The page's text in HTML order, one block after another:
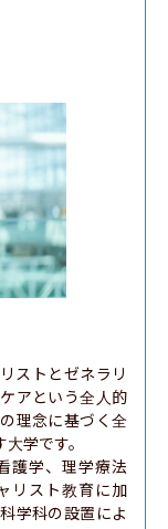
ストとゼネラリ
アという全人的
理念に基づく全
学です。
護学、理学療法
リスト教育に加
学科の設置によ